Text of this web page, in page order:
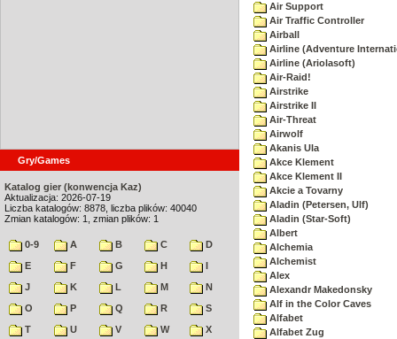
Gry/Games
Katalog gier (konwencja Kaz)
Aktualizacja: 2026-07-19
Liczba katalogów: 8878, liczba plików: 40040
Zmian katalogów: 1, zmian plików: 1
0-9 A B C
D
E
F G H
I
J
K L M
N
O
P Q R
S
T
U V W
X
Air Support
Air Traffic Controller
Airball
Airline (Adventure
Airline (Ariolasoft)
Air-Raid!
Airstrike
Airstrike II
Air-Threat
Airwolf
Akanis Ula
Akce Klement
Akce Klement II
Akcie a Tovarny
Aladin (Petersen, Ulf)
Aladin (Star-Soft)
Albert
Alchemia
Alchemist
Alex
Alexandr Makedonsky
Alf in the Color Caves
Alfabet
Alfabet Zug